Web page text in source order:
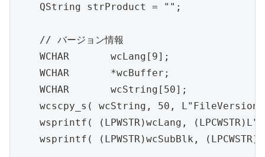
    QString strProduct = "";
    // バージョン情報
    WCHAR	wcLang[9];
    WCHAR	*wcBuffer;
    WCHAR	wcString[50];
wcscpy_s( wcString, 50,
wsprintf( (LPWSTR)wcLang,
wsprintf( (LPWSTR)wcSubBlk,